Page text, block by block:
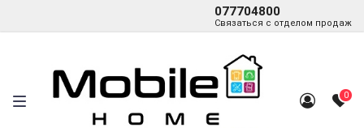
077704800
Связаться с отделом продаж
0